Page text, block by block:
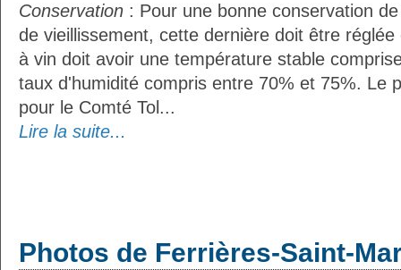
Conservation : Pour une bonne conservation
de vieillissement, cette dernière doit être réglée
à vin doit avoir une température stable
taux d'humidité compris entre 70% et 75%. Le
pour le Comté Tol...
Lire la suite...
Photos de Ferrières-Saint-